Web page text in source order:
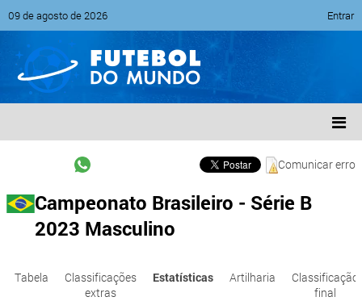
09 de agosto de 2026 Entrar
Comunicar erro
Campeonato Brasileiro - Série B
2023 Masculino
Tabela
Classificações
extras
Estatísticas Artilharia
Classificação
final